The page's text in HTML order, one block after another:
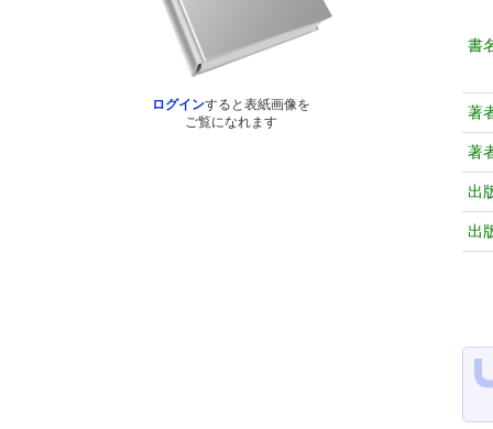
ログインすると表紙画像を
ご覧になれます
書
著
著
出
出